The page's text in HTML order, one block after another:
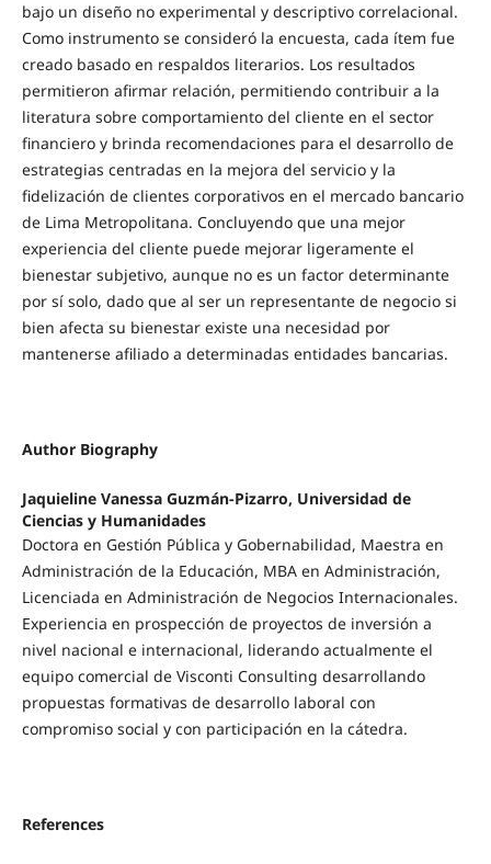
bajo un diseño no experimental y descriptivo correlacional.
Como instrumento se consideró la encuesta, cada ítem fue
creado basado en respaldos literarios. Los resultados
permitieron afirmar relación, permitiendo contribuir a la
literatura sobre comportamiento del cliente en el sector
financiero y brinda recomendaciones para el desarrollo de
estrategias centradas en la mejora del servicio y la
fidelización de clientes corporativos en el mercado bancario
de Lima Metropolitana. Concluyendo que una mejor
experiencia del cliente puede mejorar ligeramente el
bienestar subjetivo, aunque no es un factor determinante
por sí solo, dado que al ser un representante de negocio si
bien afecta su bienestar existe una necesidad por
mantenerse afiliado a determinadas entidades bancarias.
Author Biography
Jaquieline Vanessa Guzmán-Pizarro, Universidad de
Ciencias y Humanidades
Doctora en Gestión Pública y Gobernabilidad, Maestra en
Administración de la Educación, MBA en Administración,
Licenciada en Administración de Negocios Internacionales.
Experiencia en prospección de proyectos de inversión a
nivel nacional e internacional, liderando actualmente el
equipo comercial de Visconti Consulting desarrollando
propuestas formativas de desarrollo laboral con
compromiso social y con participación en la cátedra.
References